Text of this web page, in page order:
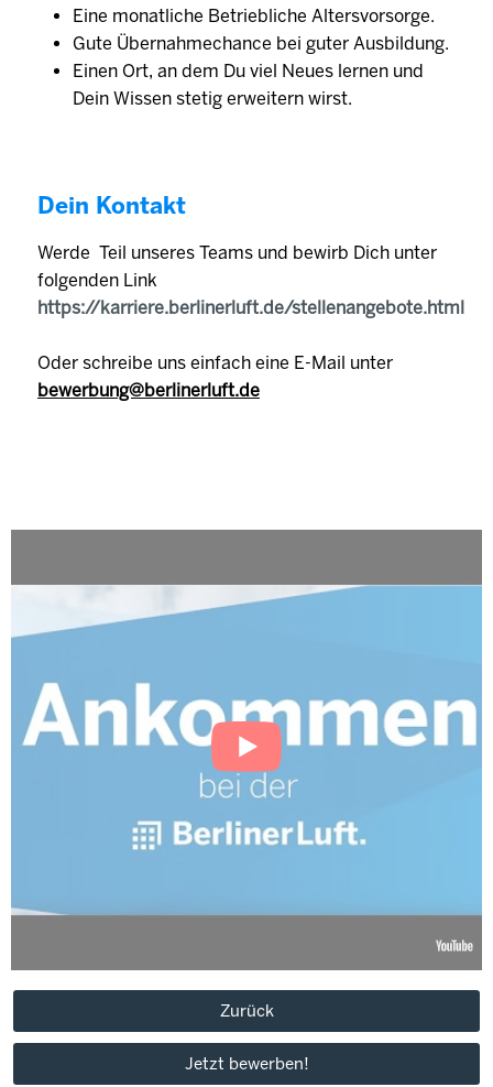
Eine monatliche Betriebliche Altersvorsorge.
Gute Übernahmechance bei guter Ausbildung.
Einen Ort, an dem Du viel Neues lernen und
Dein Wissen stetig erweitern wirst.
Dein Kontakt
Werde Teil unseres Teams und bewirb Dich unter
folgenden Link
https://karriere.berlinerluft.de/stellenangebote.html
Oder schreibe uns einfach eine E-Mail unter
bewerbung@berlinerluft.de
Zurück
Jetzt bewerben!